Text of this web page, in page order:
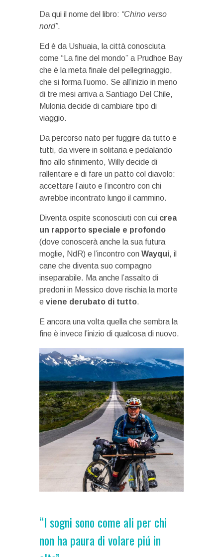
Da qui il nome del libro: “Chino verso
nord”.
Ed è da Ushuaia, la città conosciuta
come “La fine del mondo” a Prudhoe Bay
che è la meta finale del pellegrinaggio,
che si forma l’uomo. Se all’inizio in meno
di tre mesi arriva a Santiago Del Chile,
Mulonia decide di cambiare tipo di
viaggio.
Da percorso nato per fuggire da tutto e
tutti, da vivere in solitaria e pedalando
fino allo sfinimento, Willy decide di
rallentare e di fare un patto col diavolo:
accettare l’aiuto e l’incontro con chi
avrebbe incontrato lungo il cammino.
Diventa ospite sconosciuti con cui crea
un rapporto speciale e profondo
(dove conoscerà anche la sua futura
moglie, NdR) e l’incontro con Wayqui, il
cane che diventa suo compagno
inseparabile. Ma anche l’assalto di
predoni in Messico dove rischia la morte
e viene derubato di tutto.
E ancora una volta quella che sembra la
fine è invece l’inizio di qualcosa di nuovo.
“I sogni sono come ali per chi
non ha paura di volare piú in